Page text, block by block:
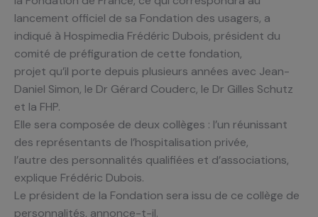
lancement officiel de sa Fondation des usagers, a
indiqué à Hospimedia Frédéric Dubois, président du
comité de préfiguration de cette fondation,
projet qu’il porte depuis plusieurs années avec Jean-
Daniel Simon, le Dr Gérard Couderc, le Dr Gilles Schutz
et la FHP.
Elle sera composée de deux collèges : l’un réunissant
des représentants de l’hospitalisation privée,
l’autre des personnalités qualifiées et d’associations,
explique Frédéric Dubois.
Le président de la Fondation sera issu de ce collège de
personnalités, annonce-t-il.